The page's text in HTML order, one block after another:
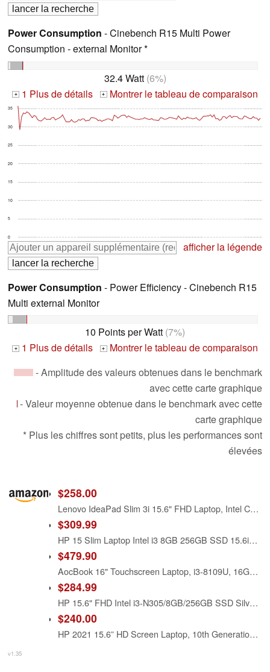
Power Consumption - Cinebench R15 Multi Power
Consumption - external Monitor *
32.4 Watt(6%)
+ 1 Plus de détails + Montrer le tableau de comparaison
0
5
10
15
20
25
30
35
afficher la légende
Power Consumption - Power Efficiency - Cinebench R15
Multi external Monitor
10 Points per Watt (7%)
+ 1 Plus de détails + Montrer le tableau de comparaison
- Amplitude des valeurs obtenues dans le benchmark
avec cette carte graphique
- Valeur moyenne obtenue dans le benchmark avec cette
carte graphique
* Plus les chiffres sont petits, plus les performances sont
élevées
$258.00
Lenovo IdeaPad Slim 3i 15.6" FHD Laptop, Intel Core i3-N305 (8-Core) CPU, 8GB LPDDR5 RAM, 128GB UFS, Intel UHD Graphics, Wi-Fi 6, SD Card Reader, Windows 11 S, Arctic Grey, EAT Laptop Foldable Stand
$309.99
HP 15 Slim Laptop Intel i3 8GB 256GB SSD 15.6in FHD Silver (15FD-Renewed)
$479.90
AocBook 16" Touchscreen Laptop, i3-8109U, 16GB RAM, SSD, RGB Backlit Keyboard, Face & Fingerprint Recognition, 180 Degree Opening and Closing, Win 11 (16GB RAM | 512GB SSD)
$284.99
HP 15.6" FHD Intel i3-N305/8GB/256GB SSD Silver Laptop 15-FD0131WM
$240.00
HP 2021 15.6” HD Screen Laptop, 10th Generation Intel Core i3-1005G1 Dual-Core Processor, 8 GB DDR4 RAM, 256 GB PCIe NVMe M.2 SSD, Intel UHD Graphics, Wi-Fi, Webcam, Windows 10 Home in S Mode
v1.35